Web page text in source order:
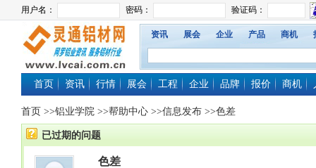
资讯 展会 企业 产品 商机
首页 资讯 行情 展会 工程 企业 品牌 报价 商机
首页 >>铝业学院 >>帮助中心 >>信息发布 >>色差
已过期的问题
色差